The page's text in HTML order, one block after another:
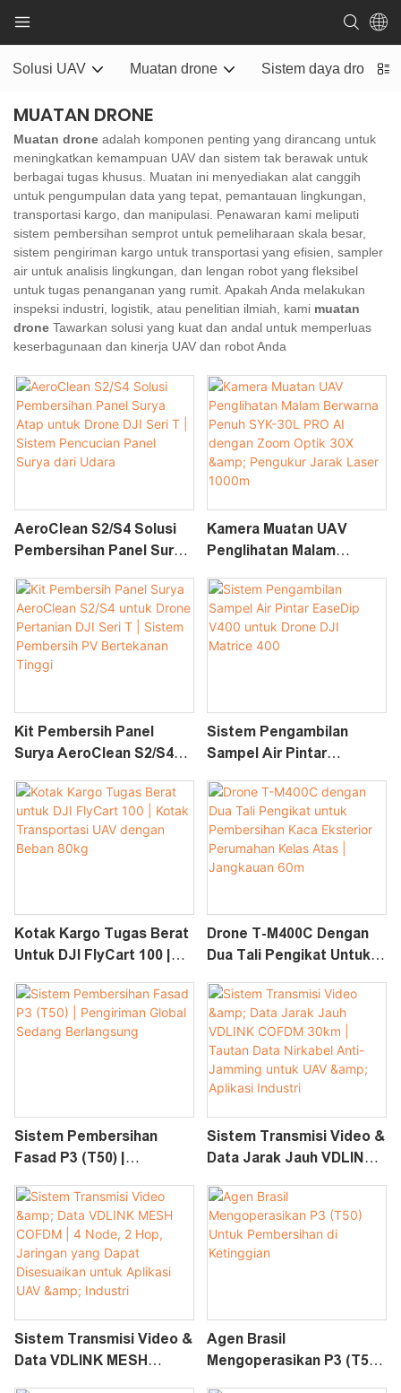
Solusi UAV Muatan drone Sistem daya drone
MUATAN DRONE
Muatan drone adalah komponen penting yang dirancang untuk
meningkatkan kemampuan UAV dan sistem tak berawak untuk
berbagai tugas khusus. Muatan ini menyediakan alat canggih
untuk pengumpulan data yang tepat, pemantauan lingkungan,
transportasi kargo, dan manipulasi. Penawaran kami meliputi
sistem pembersihan semprot untuk pemeliharaan skala besar,
sistem pengiriman kargo untuk transportasi yang efisien, sampler
air untuk analisis lingkungan, dan lengan robot yang fleksibel
untuk tugas penanganan yang rumit. Apakah Anda melakukan
inspeksi industri, logistik, atau penelitian ilmiah, kami muatan
drone Tawarkan solusi yang kuat dan andal untuk memperluas
keserbagunaan dan kinerja UAV dan robot Anda
AeroClean S2/S4 Solusi
Pembersihan Panel Surya
T | Sistem Pencucian
Panel Surya Dari Udara
Kamera Muatan UAV
Penglihatan Malam
PRO AI Dengan Zoom
Optik 30X & Pengukur
Jarak Laser 1000m
Kit Pembersih Panel
Surya AeroClean S2/S4
DJI Seri T | Sistem
Pembersih PV
Bertekanan Tinggi
Sistem Pengambilan
Sampel Air Pintar
Drone DJI Matrice 400
Kotak Kargo Tugas Berat
Untuk DJI FlyCart 100 |
Dengan Beban 80kg
Drone T-M400C Dengan
Dua Tali Pengikat Untuk
Eksterior Perumahan
Kelas Atas | Jangkauan
60m
Sistem Pembersihan
Fasad P3 (T50) |
Sedang Berlangsung
Sistem Transmisi Video &
Data Jarak Jauh VDLINK
Data Nirkabel Anti-
Jamming Untuk UAV &
Aplikasi Industri
Sistem Transmisi Video &
Data VDLINK MESH
Agen Brasil
Mengoperasikan P3 (T50)